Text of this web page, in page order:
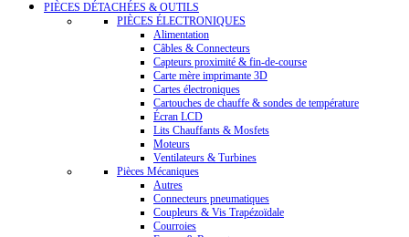
PIÈCES DÉTACHÉES & OUTILS
PIÈCES ÉLECTRONIQUES
Alimentation
Câbles & Connecteurs
Capteurs proximité & fin-de-course
Carte mère imprimante 3D
Cartes électroniques
Cartouches de chauffe & sondes de température
Écran LCD
Lits Chauffants & Mosfets
Moteurs
Ventilateurs & Turbines
Pièces Mécaniques
Autres
Connecteurs pneumatiques
Coupleurs & Vis Trapézoïdale
Courroies